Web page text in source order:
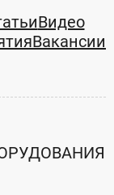
Видео
Вакансии